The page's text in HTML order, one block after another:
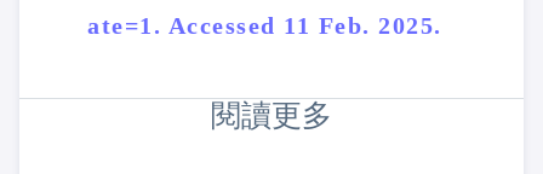
ate=1. Accessed 11 Feb. 2025.
閱讀更多